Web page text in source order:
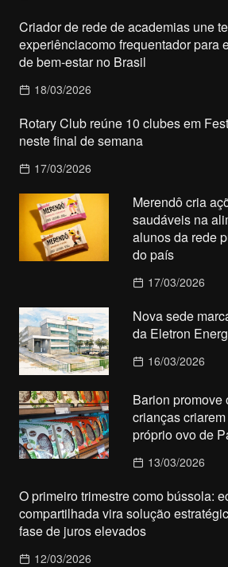
Criador de rede de academias une
experiênciacomo frequentador para
de bem-estar no Brasil
18/03/2026
Rotary Club reúne 10 clubes em
neste final de semana
17/03/2026
Merendô cria
saudáveis na
alunos da rede
do país
17/03/2026
Nova sede
da Eletron
16/03/2026
Barion promove
crianças
próprio ovo de
13/03/2026
O primeiro trimestre como bússola:
compartilhada vira solução
fase de juros elevados
12/03/2026